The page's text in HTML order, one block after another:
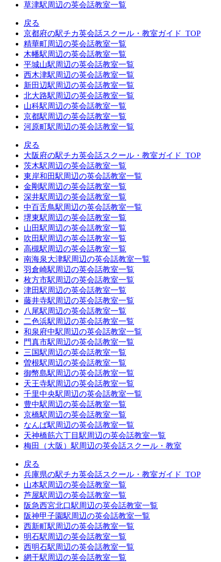
草津駅周辺の英会話教室一覧
戻る
京都府の駅チカ英会話スクール・教室ガイド_TOP
精華町周辺の英会話教室一覧
木幡駅周辺の英会話教室一覧
平城山駅周辺の英会話教室一覧
西木津駅周辺の英会話教室一覧
新田辺駅周辺の英会話教室一覧
北大路駅周辺の英会話教室一覧
山科駅周辺の英会話教室一覧
京都駅周辺の英会話教室一覧
河原町駅周辺の英会話教室一覧
戻る
大阪府の駅チカ英会話スクール・教室ガイド_TOP
茨木駅周辺の英会話教室一覧
東岸和田駅周辺の英会話教室一覧
金剛駅周辺の英会話教室一覧
深井駅周辺の英会話教室一覧
中百舌鳥駅周辺の英会話教室一覧
堺東駅周辺の英会話教室一覧
山田駅周辺の英会話教室一覧
吹田駅周辺の英会話教室一覧
高槻駅周辺の英会話教室一覧
南海泉大津駅周辺の英会話教室一覧
羽倉崎駅周辺の英会話教室一覧
枚方市駅周辺の英会話教室一覧
津田駅周辺の英会話教室一覧
藤井寺駅周辺の英会話教室一覧
八尾駅周辺の英会話教室一覧
二色浜駅周辺の英会話教室一覧
和泉府中駅周辺の英会話教室一覧
門真市駅周辺の英会話教室一覧
三国駅周辺の英会話教室一覧
曽根駅周辺の英会話教室一覧
御幣島駅周辺の英会話教室一覧
天王寺駅周辺の英会話教室一覧
千里中央駅周辺の英会話教室一覧
豊中駅周辺の英会話教室一覧
京橋駅周辺の英会話教室一覧
なんば駅周辺の英会話教室一覧
天神橋筋六丁目駅周辺の英会話教室一覧
梅田（大阪）駅周辺の英会話スクール・教室
戻る
兵庫県の駅チカ英会話スクール・教室ガイド_TOP
山本駅周辺の英会話教室一覧
芦屋駅周辺の英会話教室一覧
阪急西宮北口駅周辺の英会話教室一覧
阪神甲子園駅周辺の英会話教室一覧
西新町駅周辺の英会話教室一覧
明石駅周辺の英会話教室一覧
西明石駅周辺の英会話教室一覧
網干駅周辺の英会話教室一覧